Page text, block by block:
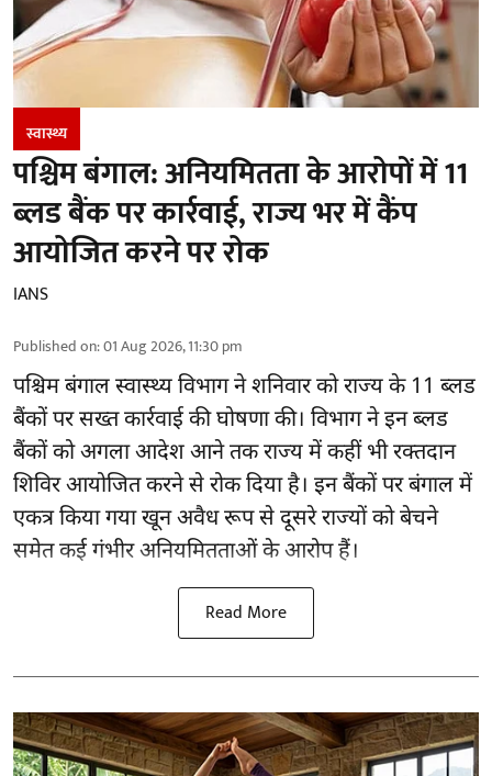
स्वास्थ्य
पश्चिम बंगाल: अनियमितता के आरोपों में 11
ब्लड बैंक पर कार्रवाई, राज्य भर में कैंप
आयोजित करने पर रोक
IANS
Published on:01 Aug 2026, 11:30 pm
पश्चिम बंगाल स्वास्थ्य विभाग ने शनिवार को राज्य के 11 ब्लड
बैंकों पर सख्त कार्रवाई की घोषणा की। विभाग ने इन ब्लड
बैंकों को अगला आदेश आने तक राज्य में कहीं भी रक्तदान
शिविर आयोजित करने से रोक दिया है। इन बैंकों पर बंगाल में
एकत्र किया गया खून अवैध रूप से दूसरे राज्यों को बेचने
समेत कई गंभीर अनियमितताओं के आरोप हैं।
Read More